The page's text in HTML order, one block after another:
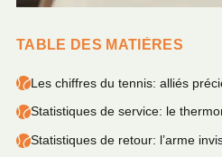
TABLE DES MATIÈRES
Les chiffres du tennis: alliés
Statistiques de service: le
Statistiques de retour: l’arme